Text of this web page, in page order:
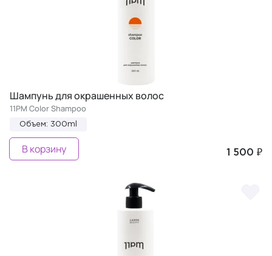
Шампунь для окрашенных волос
11PM Color Shampoo
Объем: 300ml
1 500 ₽
В корзину